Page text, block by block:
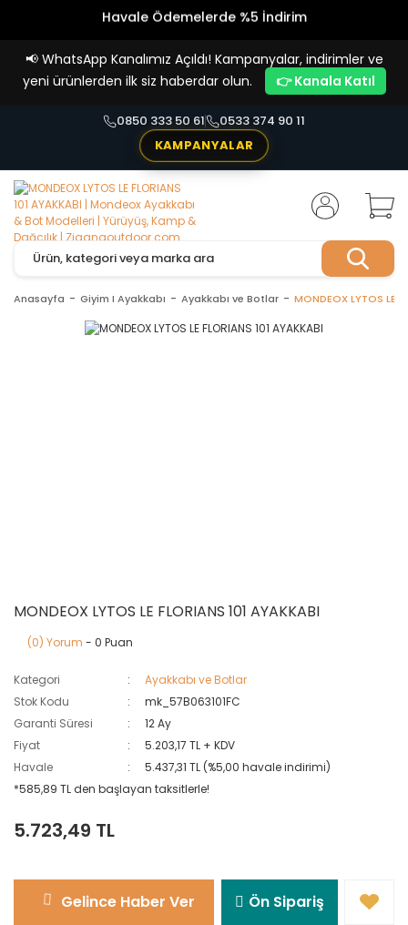
Havale Ödemelerde %5 İndirim
📢 WhatsApp Kanalımız Açıldı! Kampanyalar, indirimler ve
yeni ürünlerden ilk siz haberdar olun.
👉 Kanala Katıl
0850 333 50 61
0533 374 90 11
KAMPANYALAR
Anasayfa Giyim I Ayakkabı Ayakkabı ve Botlar MONDEOX LYTOS LE
MONDEOX LYTOS LE FLORIANS 101 AYAKKABI
(0) Yorum - 0 Puan
Kategori
Ayakkabı ve Botlar
Stok Kodu
mk_57B063101FC
Garanti Süresi
12 Ay
Fiyat
5.203,17 TL + KDV
Havale
5.437,31 TL (%5,00 havale indirimi)
*585,89 TL den başlayan taksitlerle!
5.723,49 TL
Gelince Haber Ver Ön Sipariş